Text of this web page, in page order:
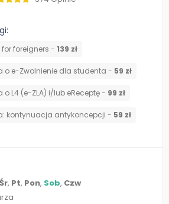
foreigners - 139 zł
o e-Zwolnienie dla studenta - 59 zł
L4 (e-ZLA) i/lub eReceptę - 99 zł
kontynuacja antykoncepcji - 59 zł
Śr, Pt, Pon, Sob, Czw